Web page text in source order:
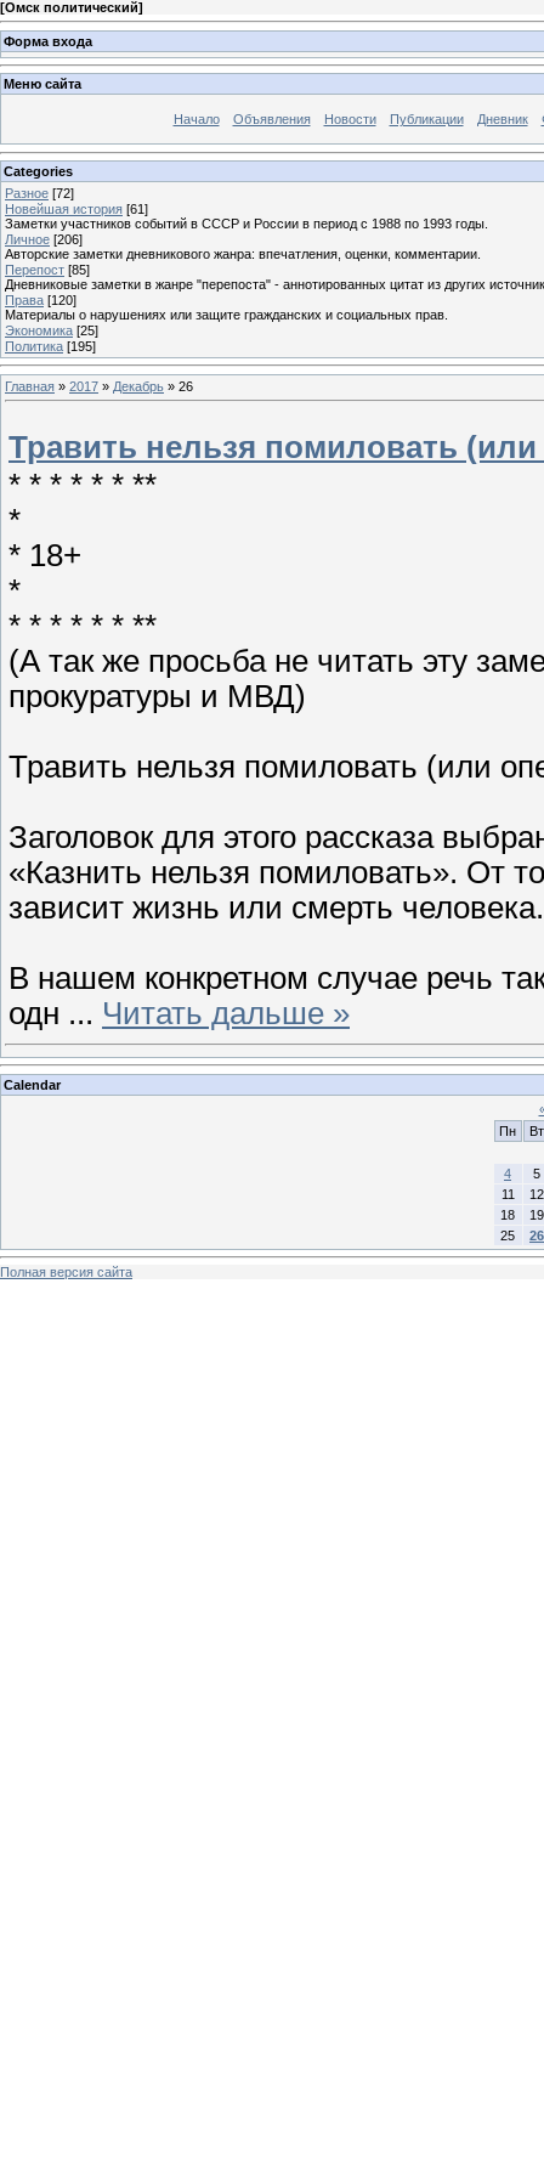
[Омск политический]
Форма входа
Меню сайта
Начало Объявления Новости Публикации Дневник
Categories
Разное [72]
Новейшая история [61]
Заметки участников событий в СССР и России в период с 1988 по 1993 годы.
Личное [206]
Авторские заметки дневникового жанра: впечатления, оценки, комментарии.
Перепост [85]
Дневниковые заметки в жанре "перепоста" - аннотированных цитат из других
Права [120]
Материалы о нарушениях или защите гражданских и социальных прав.
Экономика [25]
Политика [195]
Главная » 2017 » Декабрь » 26
Травить нельзя помиловать
* * * * * * **
*
* 18+
*
* * * * * * **
(А так же просьба не читать эту
прокуратуры и МВД)
Травить нельзя помиловать (или
Заголовок для этого рассказа
«Казнить нельзя помиловать». От
зависит жизнь или смерть человека.
В нашем конкретном случае речь
одн ... Читать дальше »
Calendar
Пн
Вт
4
5
11
12
18
19
25
26
Полная версия сайта